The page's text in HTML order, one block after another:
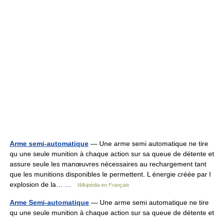
Arme semi-automatique — Une arme semi automatique ne tire
qu une seule munition à chaque action sur sa queue de détente et
assure seule les manœuvres nécessaires au rechargement tant
que les munitions disponibles le permettent. L énergie créée par l
explosion de la… …
Wikipédia en Français
Arme Semi-automatique — Une arme semi automatique ne tire
qu une seule munition à chaque action sur sa queue de détente et